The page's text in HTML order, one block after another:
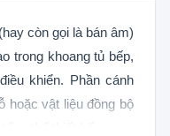
còn gọi là bán âm)
trong khoang tủ bếp,
khiển. Phần cánh
hoặc vật liệu đồng bộ